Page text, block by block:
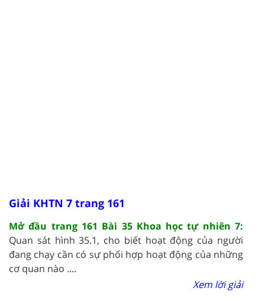
Giải KHTN 7 trang 161
Mở đầu trang 161 Bài 35 Khoa học tự nhiên 7:
Quan sát hình 35.1, cho biết hoạt động của người
đang chạy cần có sự phối hợp hoạt động của những
cơ quan nào ....
Xem lời giải